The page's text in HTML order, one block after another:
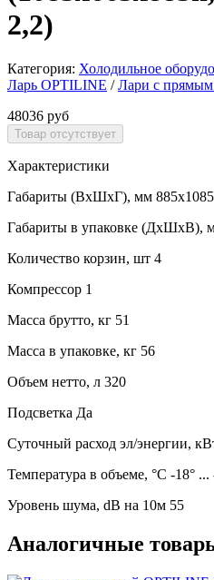
2,2)
Категория: Холодильное
Ларь OPTILINE / Лари с прямым
48036 руб
Характеристики
Габариты (ВхШхГ), мм
Габариты в упаковке (ДхШхВ),
Количество корзин, шт 4
Компрессор 1
Масса брутто, кг 51
Масса в упаковке, кг 56
Объем нетто, л 320
Подсветка Да
Суточный расход эл/энергии,
Температура в объеме, °С -18° ...
Уровень шума, dB на 10м 55
Аналогичные